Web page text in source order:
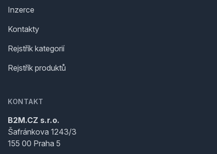
Inzerce
Kontakty
Rejstřík kategorií
Rejstřík produktů
KONTAKT
B2M.CZ s.r.o.
Šafránkova 1243/3
155 00 Praha 5